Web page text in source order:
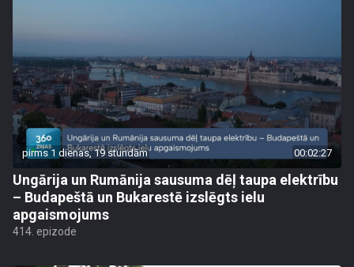
pirms 1 dienas, 19 stundām 00:02:27
Ungārija un Rumānija sausuma dēļ taupa elektrību
– Budapeštā un Bukarestē izslēgts ielu
apgaismojums
414. epizode